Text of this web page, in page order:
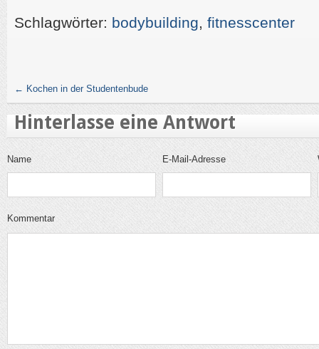
Schlagwörter: bodybuilding, fitnesscenter
← Kochen in der Studentenbude
Hinterlasse eine Antwort
Name E-Mail-Adresse
Kommentar